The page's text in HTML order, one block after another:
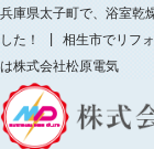
兵庫県太子町で、浴室乾
した！ | 相生市でリフ
は株式会社松原電気